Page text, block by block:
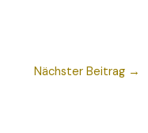
Nächster Beitrag →